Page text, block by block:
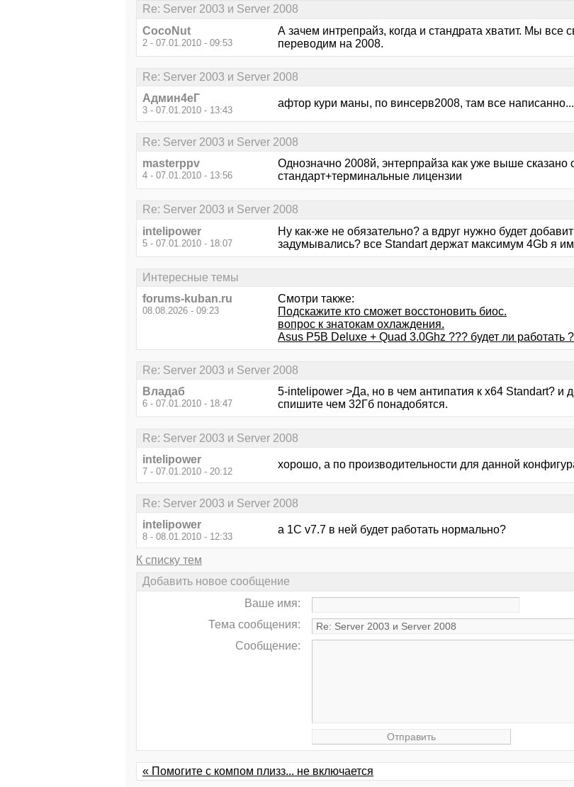
Re: Server 2003 и Server 2008
CocoNut
2 - 07.01.2010 - 09:53
А зачем интрепрайз, когда и стандрата хватит. Мы
переводим на 2008.
Re: Server 2003 и Server 2008
Aдмин4еГ
3 - 07.01.2010 - 13:43
афтор кури маны, по винсерв2008, там все написанно...
Re: Server 2003 и Server 2008
masterppv
4 - 07.01.2010 - 13:56
Однозначно 2008й, энтерпрайза как уже выше сказано
стандарт+терминальные лицензии
Re: Server 2003 и Server 2008
intelipower
5 - 07.01.2010 - 18:07
Ну как-же не обязательно? а вдруг нужно будет
задумывались? все Standart держат максимум 4Gb я
Интересные темы
forums-kuban.ru
08.08.2026 - 09:23
Смотри также:
Подскажите кто сможет восстоновить биос.
вопрос к знатокам охлаждения.
Asus P5B Deluxe + Quad 3.0Ghz ??? будет ли работать ?
Re: Server 2003 и Server 2008
Владаб
6 - 07.01.2010 - 18:47
5-intelipower >Да, но в чем антипатия к х64 Standart? и
спишите чем 32Гб понадобятся.
Re: Server 2003 и Server 2008
intelipower
7 - 07.01.2010 - 20:12
хорошо, а по производительности для данной
Re: Server 2003 и Server 2008
intelipower
8 - 08.01.2010 - 12:33
а 1С v7.7 в ней будет работать нормально?
К списку тем
Добавить новое сообщение
Ваше имя:
Тема сообщения:
Сообщение:
« Помогите с компом плизз... не включается